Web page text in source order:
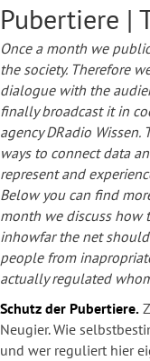
Pubertiere |
Once a month we
the society. Therefore
dialogue with the
finally broadcast it in
agency DRadio
ways to connect data
represent and
Below you can find
month we discuss how
inhowfar the net
people from
actually regulated
Schutz der Pubertiere.
Neugier. Wie
und wer reguliert hier